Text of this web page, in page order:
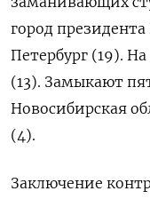
город
Петербург (19).
(13). Замыкают
Новосибирская
(4).
Заключение